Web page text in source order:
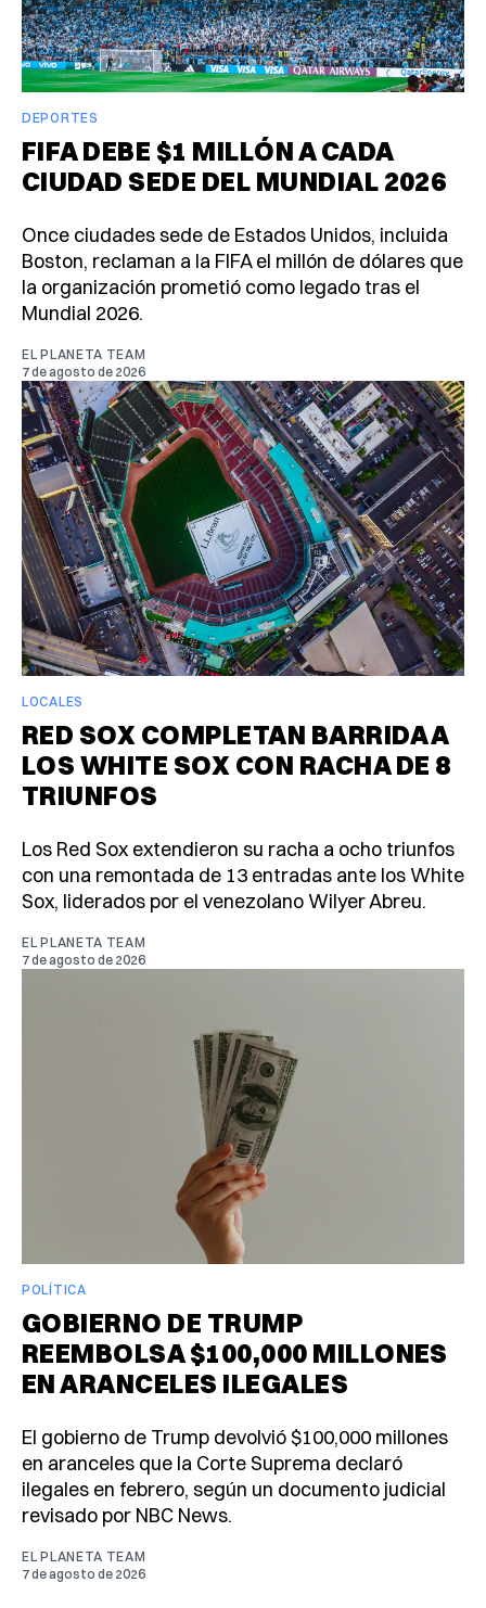
DEPORTES
FIFA DEBE $1 MILLÓN A CADA
CIUDAD SEDE DEL MUNDIAL 2026
Once ciudades sede de Estados Unidos, incluida
Boston, reclaman a la FIFA el millón de dólares que
la organización prometió como legado tras el
Mundial 2026.
EL PLANETA TEAM
7 de agosto de 2026
LOCALES
RED SOX COMPLETAN BARRIDA A
LOS WHITE SOX CON RACHA DE 8
TRIUNFOS
Los Red Sox extendieron su racha a ocho triunfos
con una remontada de 13 entradas ante los White
Sox, liderados por el venezolano Wilyer Abreu.
EL PLANETA TEAM
7 de agosto de 2026
POLÍTICA
GOBIERNO DE TRUMP
REEMBOLSA $100,000 MILLONES
EN ARANCELES ILEGALES
El gobierno de Trump devolvió $100,000 millones
en aranceles que la Corte Suprema declaró
ilegales en febrero, según un documento judicial
revisado por NBC News.
EL PLANETA TEAM
7 de agosto de 2026